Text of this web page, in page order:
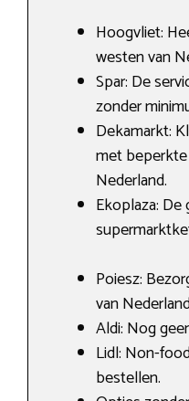
Hoogvliet:
westen van
Spar: De
zonder
Dekamarkt:
met
Nederland.
Ekoplaza:
Poiesz:
van
Aldi: Nog
Lidl: Non-
bestellen.